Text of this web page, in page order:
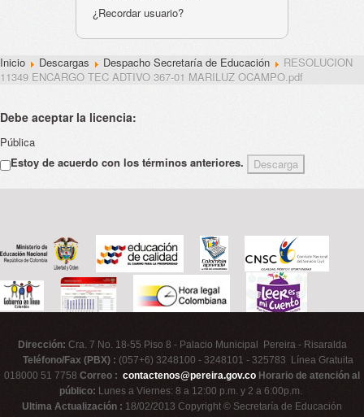
¿Recordar usuario?
Inicio Descargas Despacho Secretaría de Educación
RESOLUCION
11349 ENCARGO TEC ADTIVO 367-01 MARILUZ OCAMPO.pdf
Debe aceptar la licencia:
Pública
Estoy de acuerdo con los términos anteriores.
Dirección: Cra. 7 No. 18-55 Piso 8 - Palacio Municipal Pereira - Risaralda
Teléfono/Fax (PBX) : (057+6) 3248100 - 3248101 - 325783 Línea Gratuita
018000 51 7758 Correo : contactenos@pereira.gov.co Horario de atención al
público: Lunes a Viernes: 8 a 12:00 p.m. y 2 a 6:00p.m.
Ultima Actualización : 18/02/2013 Copyright © Secretaría de Educación